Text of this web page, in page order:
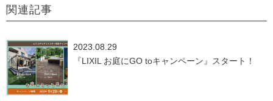
関連記事
2023.08.29
『LIXIL お庭にGO toキャンペーン』スタート！